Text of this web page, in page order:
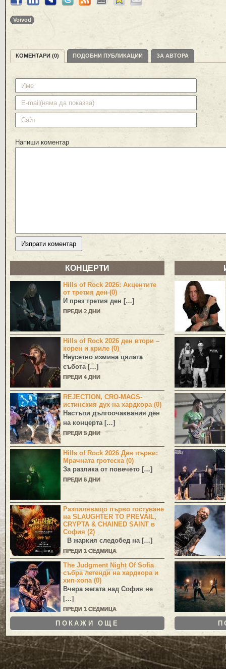
Voivod
КОМЕНТАРИ (0) ПОДОБНИ ПУБЛИКАЦИИ ЗА АВТОРА
Напиши коментар
КОНЦЕРТИ
Hills of Rock 2026: Акцентите
от третия ден (0)
И през третия ден […]
ПРЕДИ 2 ДНИ
Hills of Rock 2026 ден втори –
корен и криле (0)
Неусетно измина цялата
събота […]
ПРЕДИ 4 ДНИ
REJECTION, CRO-MAGS-
истинския дух на хардкора (0)
Настъпи дългоочаквания ден
на концерта […]
ПРЕДИ 5 ДНИ
Hills of Rock 2026 Ден първи:
Мрачната гротеска (0)
За разлика от повечето […]
ПРЕДИ 6 ДНИ
Разпиляващо първо гостуване
на SLAUGHTER TO PREVAIL,
CRYPTA & CHAINED SAINT в
София (2)
В жаркия следобед на […]
ПРЕДИ 1 СЕДМИЦА
The Judgment Night Of Sofia
събра легенди на хардкора и
хип-хопа (0)
Вчера жегата над София не
[…]
ПРЕДИ 1 СЕДМИЦА
ПОКАЖИ ОЩЕ